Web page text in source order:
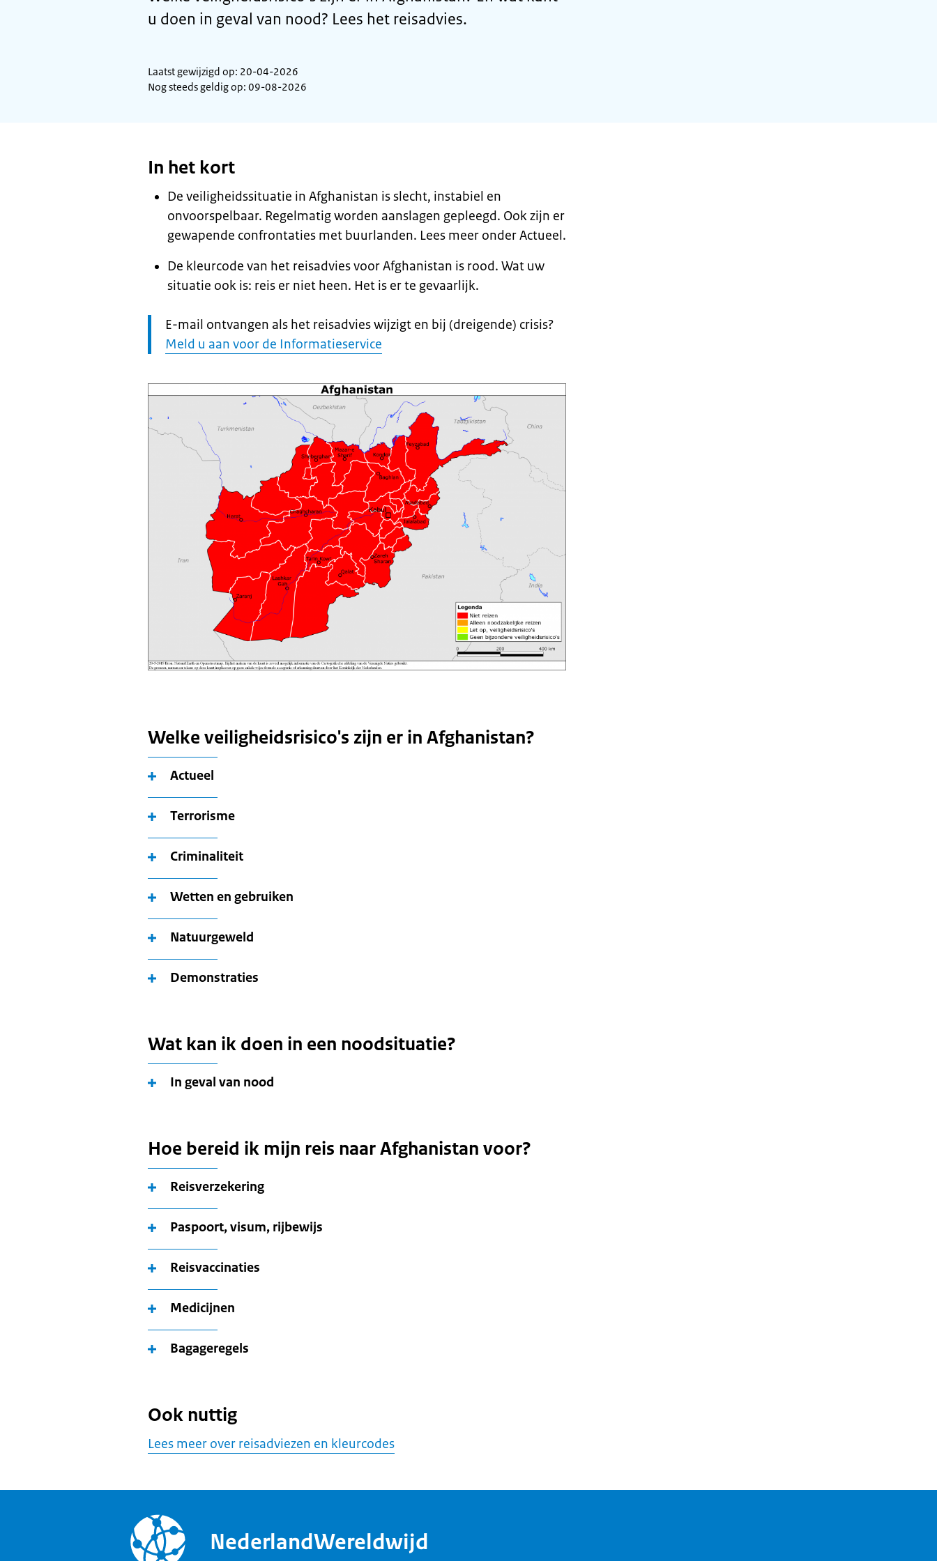
u doen in geval van nood? Lees het reisadvies.
Laatst gewijzigd op: 20-04-2026
Nog steeds geldig op: 09-08-2026
In het kort
De veiligheidssituatie in Afghanistan is slecht, instabiel en
onvoorspelbaar. Regelmatig worden aanslagen gepleegd. Ook zijn er
gewapende confrontaties met buurlanden. Lees meer onder Actueel.
De kleurcode van het reisadvies voor Afghanistan is rood. Wat uw
situatie ook is: reis er niet heen. Het is er te gevaarlijk.
Let
op:
E-mail ontvangen als het reisadvies wijzigt en bij (dreigende) crisis?
Meld u aan voor de Informatieservice
Welke veiligheidsrisico's zijn er in Afghanistan?
Actueel
Terrorisme
Criminaliteit
Wetten en gebruiken
Natuurgeweld
Demonstraties
Wat kan ik doen in een noodsituatie?
In geval van nood
Hoe bereid ik mijn reis naar Afghanistan voor?
Reisverzekering
Paspoort, visum, rijbewijs
Reisvaccinaties
Medicijnen
Bagageregels
Ook nuttig
Lees meer over reisadviezen en kleurcodes
NederlandWereldwijd